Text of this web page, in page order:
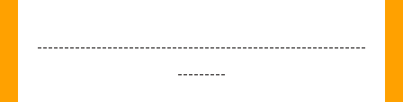
-------------------------------------------------------------
---------